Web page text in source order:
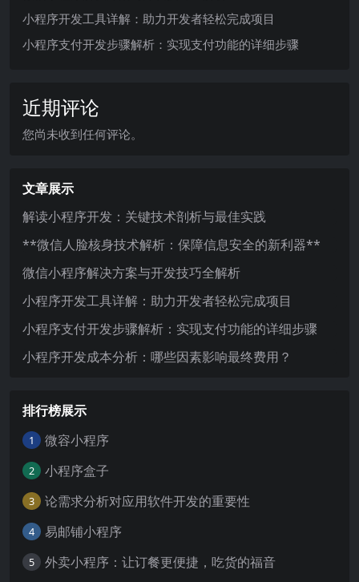
小程序开发工具详解：助力开发者轻松完成项目
小程序支付开发步骤解析：实现支付功能的详细步骤
近期评论
您尚未收到任何评论。
文章展示
解读小程序开发：关键技术剖析与最佳实践
**微信人脸核身技术解析：保障信息安全的新利器**
微信小程序解决方案与开发技巧全解析
小程序开发工具详解：助力开发者轻松完成项目
小程序支付开发步骤解析：实现支付功能的详细步骤
小程序开发成本分析：哪些因素影响最终费用？
排行榜展示
1 微容小程序
2 小程序盒子
3 论需求分析对应用软件开发的重要性
4 易邮铺小程序
5 外卖小程序：让订餐更便捷，吃货的福音